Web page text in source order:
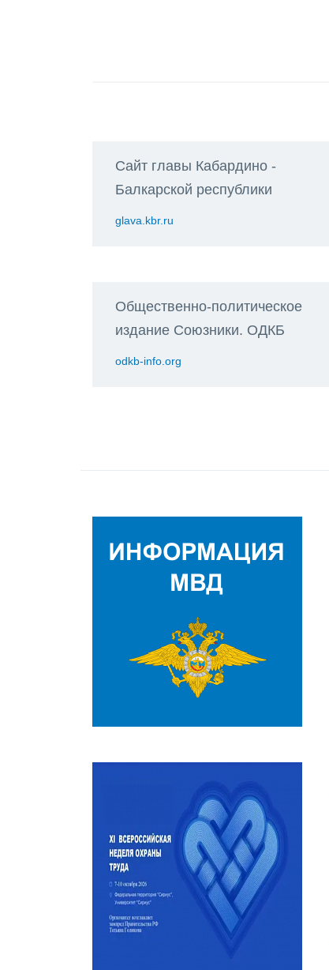
Сайт главы Кабардино -
Балкарской республики
glava.kbr.ru
Общественно-политическое
издание Союзники. ОДКБ
odkb-info.org